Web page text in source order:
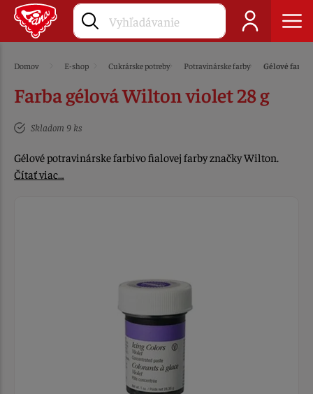
Domov E-shop Cukrárske potreby Potravinárske farby Gélové farby
Farba gélová Wilton violet 28 g
Skladom 9 ks
Gélové potravinárske farbivo fialovej farby značky Wilton.
Čítať viac…